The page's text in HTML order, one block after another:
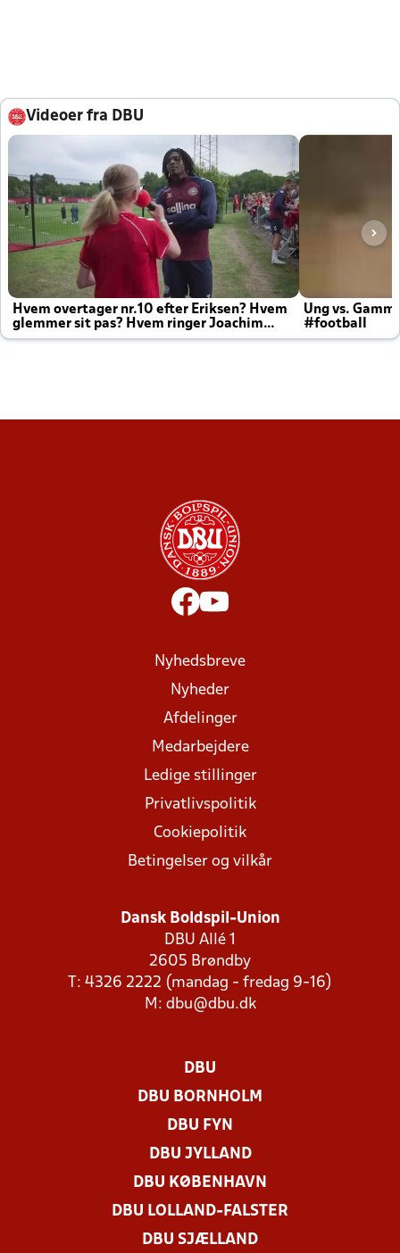
Videoer fra DBU
Hvem overtager nr.10 efter Eriksen? Hvem
glemmer sit pas? Hvem ringer Joachim
altid til efter kampe?
Ung vs.
#football
Nyhedsbreve
Nyheder
Afdelinger
Medarbejdere
Ledige stillinger
Privatlivspolitik
Cookiepolitik
Betingelser og vilkår
Dansk Boldspil-Union
DBU Allé 1
2605 Brøndby
T: 4326 2222 (mandag - fredag 9-16)
M: dbu@dbu.dk
DBU
DBU BORNHOLM
DBU FYN
DBU JYLLAND
DBU KØBENHAVN
DBU LOLLAND-FALSTER
DBU SJÆLLAND